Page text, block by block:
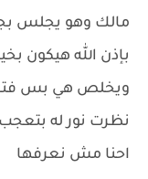
مالك وهو يجلس
بإذن الله هيكون
ويخلص هي بس
نظرت نور له
احنا مش نعرفها